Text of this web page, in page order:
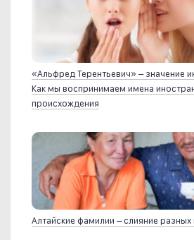
«Альфред Терентьевич» – значение
Как мы воспринимаем имена
происхождения
Алтайские фамилии – слияние разных